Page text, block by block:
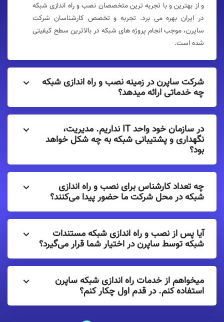
و از بهترین و با تجربه ترین متخصصان نصب و راه اندازی شبکه
در ایران بهره می برد. تجربه و تخصص کارشناسان شرکت
ساپرن، موجب انجام پروژه های شبکه در بالاترین سطح کیفیتی
شده است.
شرکت ساپرن در زمینه نصب و راه اندازی شبکه
چه خدماتی ارائه میدهد؟
در سازمان خود واحد IT نداریم. مدیریت،
نگهداری و پشتیبانی شبکه به چه شکل خواهد
بود؟
چه تعداد کارشناس برای نصب و راه اندازی
شبکه در محل شرکت ما حضور پیدا می‌کنند؟
آیا پس از نصب و راه اندازی شبکه مستندات
شبکه توسط ساپرن در اختیار شما قرار می‌گیرد؟
میخواهم از خدمات راه اندازی شبکه ساپرن
استفاده کنم. در قدم اول چکار کنم؟